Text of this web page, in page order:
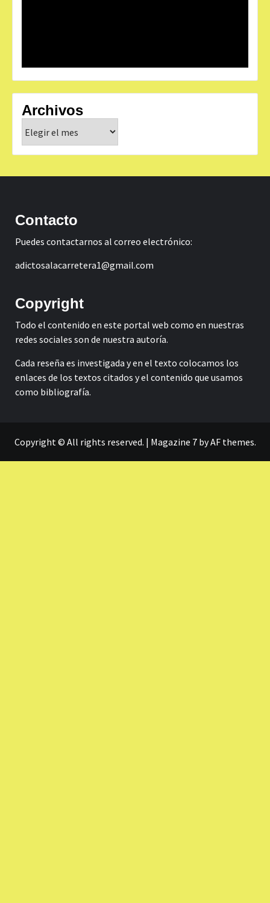
Archivos
Contacto
Puedes contactarnos al correo electrónico:
adictosalacarretera1@gmail.com
Copyright
Todo el contenido en este portal web como en nuestras
redes sociales son de nuestra autoría.
Cada reseña es investigada y en el texto colocamos los
enlaces de los textos citados y el contenido que usamos
como bibliografía.
Copyright © All rights reserved. | Magazine 7by AF themes.